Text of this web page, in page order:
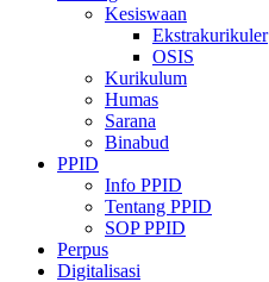
Kesiswaan
Ekstrakurikuler
OSIS
Kurikulum
Humas
Sarana
Binabud
PPID
Info PPID
Tentang PPID
SOP PPID
Perpus
Digitalisasi